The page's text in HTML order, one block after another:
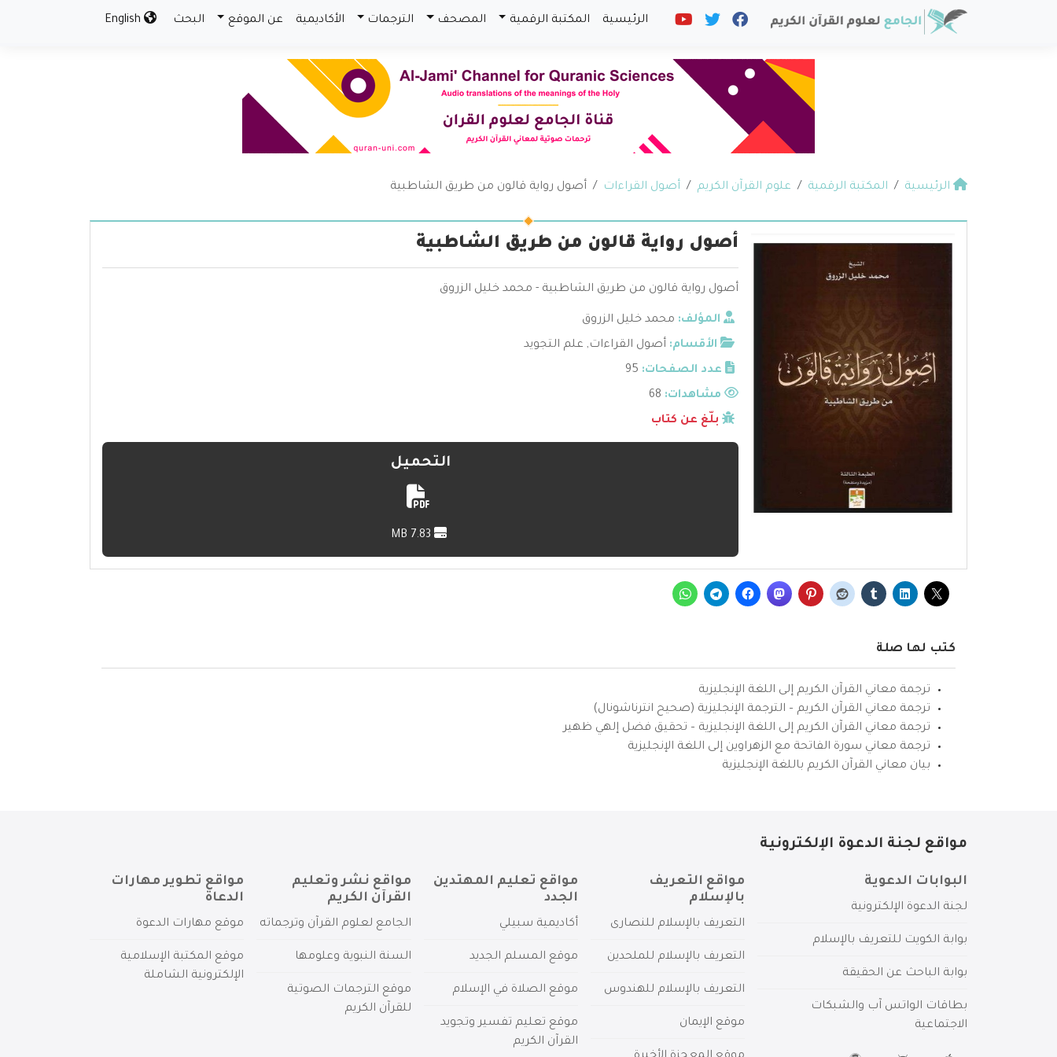
الرئيسية المكتبة الرقمية المصحف الترجمات الأكاديمية عن الموقع البحث
الرئيسية المكتبة الرقمية علوم القرآن الكريم أصول القراءات أصول رواية قالون من طريق الشاطبية
أصول رواية قالون من طريق الشاطبية
أصول رواية قالون من طريق الشاطبية - محمد خليل الزروق
المؤلف: محمد خليل الزروق
الأقسام: أصول القراءات, علم التجويد
عدد الصفحات: 95
مشاهدات:
بلّغ عن كتاب
التحميل
كتب لها صلة
ترجمة معاني القرآن الكريم إلى اللغة الإنجليزية
ترجمة معاني القرآن الكريم – الترجمة الإنجليزية (صحيح انترناشونال)
ترجمة معاني القرآن الكريم إلى اللغة الإنجليزية – تحقيق فضل إلهي ظهير
ترجمة معاني سورة الفاتحة مع الزهراوين إلى اللغة الإنجليزية
بيان معاني القرآن الكريم باللغة الإنجليزية
مواقع لجنة الدعوة الإلكترونية
البوابات الدعوية
لجنة الدعوة الإلكترونية
بوابة الكويت للتعريف بالإسلام
بوابة الباحث عن الحقيقة
بطاقات الواتس آب والشبكات
الاجتماعية
مواقع التعريف
بالإسلام
التعريف بالإسلام للنصارى
التعريف بالإسلام للملحدين
التعريف بالإسلام للهندوس
موقع الإيمان
مواقع تعليم المهتدين
الجدد
أكاديمية سبيلي
موقع المسلم الجديد
موقع الصلاة في الإسلام
موقع تعليم تفسير وتجويد
القرآن الكريم
مواقع نشر وتعليم
القرآن الكريم
الجامع لعلوم القرآن وترجماته
السنة النبوية وعلومها
موقع الترجمات الصوتية
للقرآن الكريم
مواقع تطوير مهارات
الدعاة
موقع مهارات الدعوة
موقع المكتبة الإسلامية
الإلكترونية الشاملة